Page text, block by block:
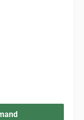
de knoppen om de